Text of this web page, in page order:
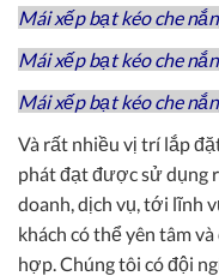
Mái xếp bạt kéo che
Mái xếp bạt kéo che
Mái xếp bạt kéo che
Và rất nhiều vị trí lắp
phát đạt được sử dụng
doanh, dịch vụ, tới lĩnh
khách có thể yên tâm
hợp. Chúng tôi có đội